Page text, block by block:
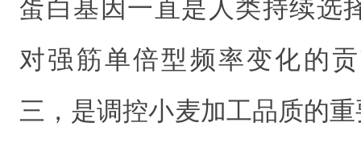
蛋白基因一直是人类持续选
对强筋单倍型频率变化的
三，是调控小麦加工品质的